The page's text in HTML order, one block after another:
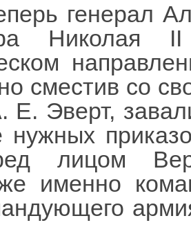
генерал
Николая
сместив со
Е. Эверт,
нужных
лицом
именно